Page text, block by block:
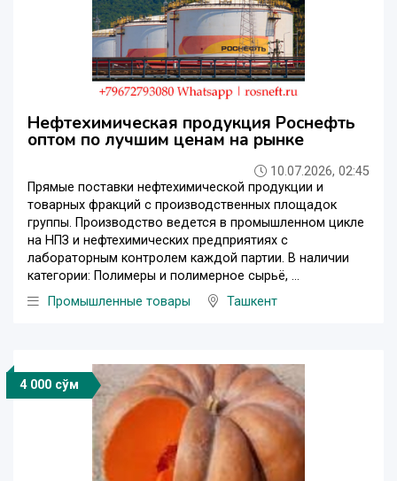
Нефтехимическая продукция Роснефть
оптом по лучшим ценам на рынке
10.07.2026, 02:45
Прямые поставки нефтехимической продукции и
товарных фракций с производственных площадок
группы. Производство ведется в промышленном цикле
на НПЗ и нефтехимических предприятиях с
лабораторным контролем каждой партии. В наличии
категории: Полимеры и полимерное сырьё, ...
Промышленные товары
Ташкент
4 000 сўм